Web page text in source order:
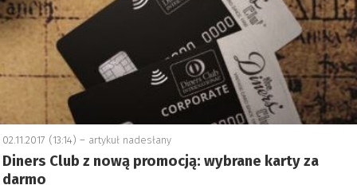
02.11.2017 (13:14) – artykuł nadesłany
Diners Club z nową promocją: wybrane karty za
darmo